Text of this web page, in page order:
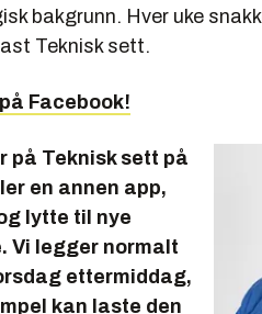
bakgrunn. Hver uke
Teknisk sett.
Facebook!
på Teknisk sett på
en annen app,
lytte til nye
Vi legger normalt
ettermiddag,
kan laste den